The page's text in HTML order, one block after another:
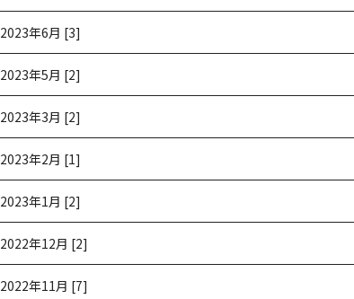
2023年6月 [3]
2023年5月 [2]
2023年3月 [2]
2023年2月 [1]
2023年1月 [2]
2022年12月 [2]
2022年11月 [7]